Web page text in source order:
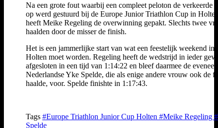
Na een grote fout waarbij een compleet peloton de verkeerde
op werd gestuurd bij de Europe Junior Triathlon Cup in
heeft Meike Regeling de overwinning gepakt. Slechts twee
haalden door de misser de finish.
Het is een jammerlijke start van wat een feestelijk weekend in
Holten moet worden. Regeling heeft de wedstrijd in ieder
afgesloten in een tijd van 1:14:22 en bleef daarmee de
Nederlandse Yke Spelde, die als enige andere vrouw ook de
haalde, voor. Spelde finishte in 1:17:43.
Tags #Europe Triathlon Junior Cup Holten #Meike Regeling
Spelde